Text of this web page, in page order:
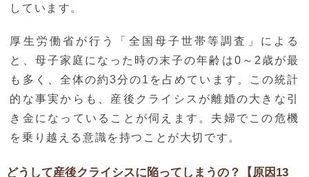
しています。
厚生労働省が行う「全国母子世帯等調査」による
と、母子家庭になった時の末子の年齢は0～2歳が最
も多く、全体の約3分の1を占めています。この統計
的な事実からも、産後クライシスが離婚の大きな引
き金になっていることが伺えます。夫婦でこの危機
を乗り越える意識を持つことが大切です。
どうして産後クライシスに陥ってしまうの？【原因13